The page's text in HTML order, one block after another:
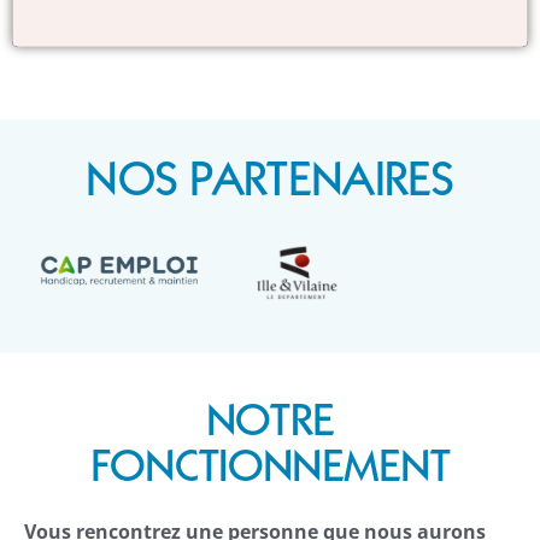
NOS PARTENAIRES
NOTRE
FONCTIONNEMENT
Vous rencontrez une personne que nous aurons